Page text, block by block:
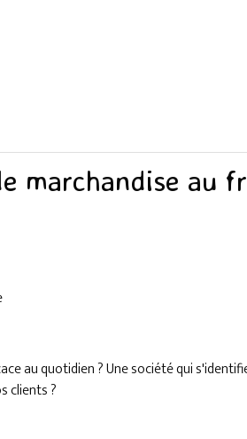
marchandise au
au quotidien ? Une société qui
clients ?